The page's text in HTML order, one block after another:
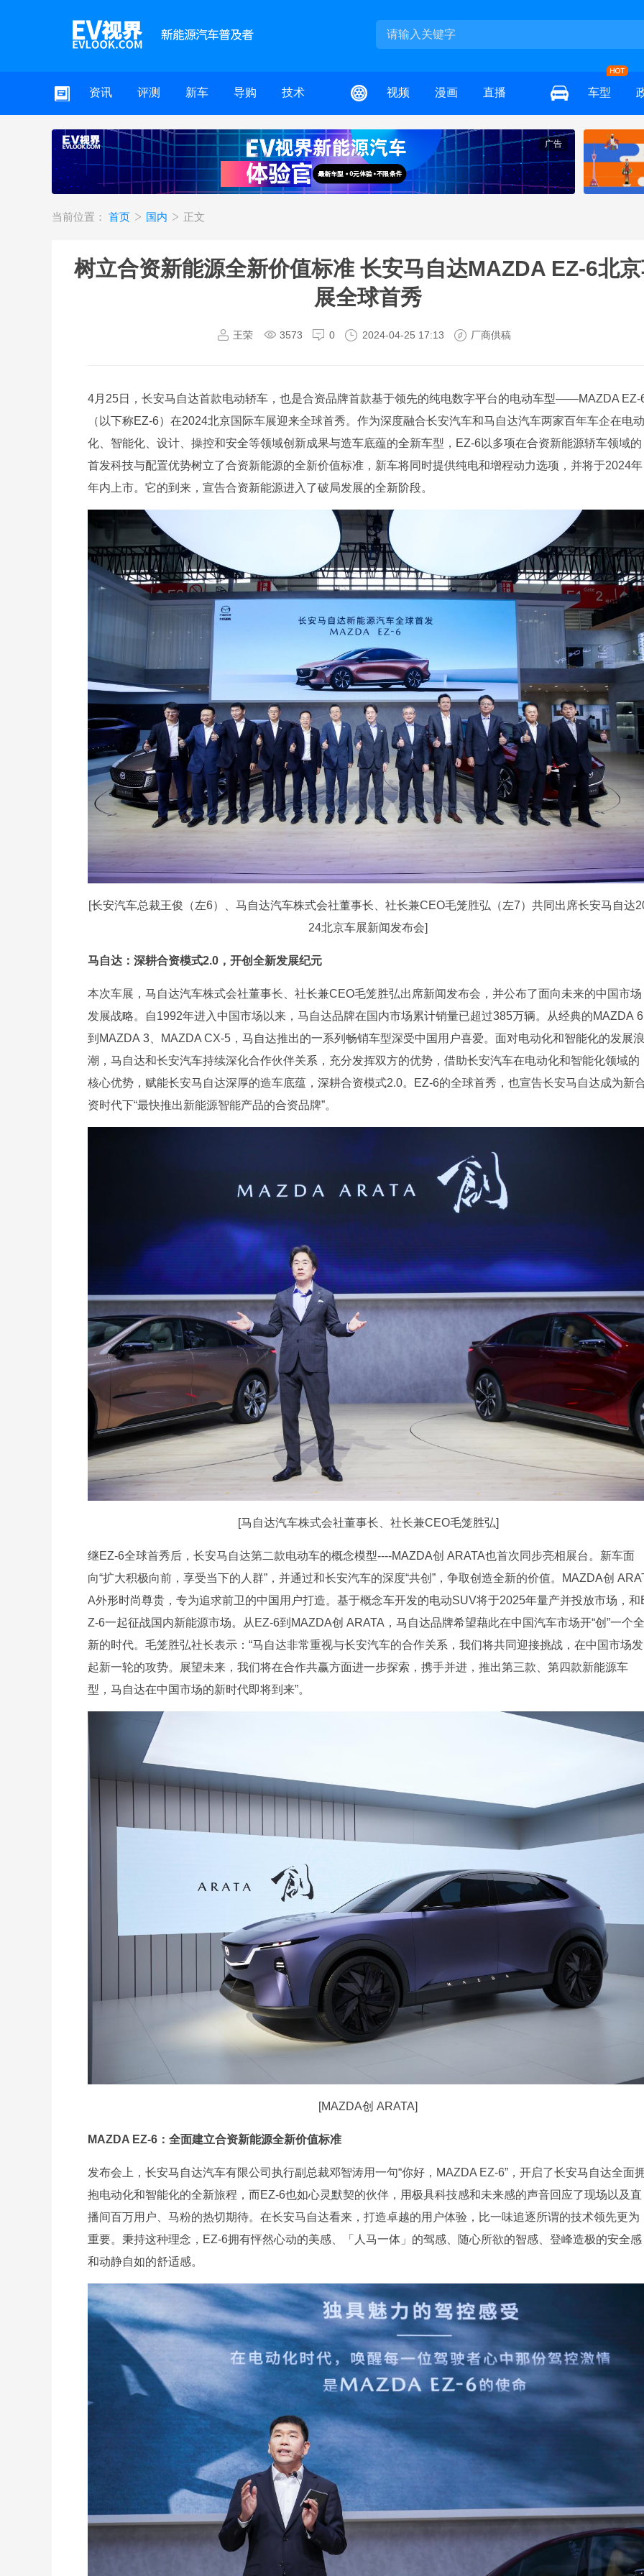
资讯 评测 新车 导购 技术 视频 漫画 直播 车型
广告
当前位置： 首页 国内 正文
树立合资新能源全新价值标准 长安马自达MAZDA EZ-6北
展全球首秀
王荣 3573 0 2024-04-25 17:13 厂商供稿
4月25日，长安马自达首款电动轿车，也是合资品牌首款基于领先的纯电数字平台的电动车型——MAZDA EZ-
（以下称EZ-6）在2024北京国际车展迎来全球首秀。作为深度融合长安汽车和马自达汽车两家百年车企在电动
化、智能化、设计、操控和安全等领域创新成果与造车底蕴的全新车型，EZ-6以多项在合资新能源轿车领域的
首发科技与配置优势树立了合资新能源的全新价值标准，新车将同时提供纯电和增程动力选项，并将于2024年
年内上市。它的到来，宣告合资新能源进入了破局发展的全新阶段。
[长安汽车总裁王俊（左6）、马自达汽车株式会社董事长、社长兼CEO毛笼胜弘（左7）共同出席长安马自达
24北京车展新闻发布会]
马自达：深耕合资模式2.0，开创全新发展纪元
本次车展，马自达汽车株式会社董事长、社长兼CEO毛笼胜弘出席新闻发布会，并公布了面向未来的中国市场
发展战略。自1992年进入中国市场以来，马自达品牌在国内市场累计销量已超过385万辆。从经典的MAZDA 6
到MAZDA 3、MAZDA CX-5，马自达推出的一系列畅销车型深受中国用户喜爱。面对电动化和智能化的发展浪
潮，马自达和长安汽车持续深化合作伙伴关系，充分发挥双方的优势，借助长安汽车在电动化和智能化领域的
核心优势，赋能长安马自达深厚的造车底蕴，深耕合资模式2.0。EZ-6的全球首秀，也宣告长安马自达成为新
资时代下“最快推出新能源智能产品的合资品牌”。
[马自达汽车株式会社董事长、社长兼CEO毛笼胜弘]
继EZ-6全球首秀后，长安马自达第二款电动车的概念模型----MAZDA创 ARATA也首次同步亮相展台。新车面
向“扩大积极向前，享受当下的人群”，并通过和长安汽车的深度“共创”，争取创造全新的价值。MAZDA创
A外形时尚尊贵，专为追求前卫的中国用户打造。基于概念车开发的电动SUV将于2025年量产并投放市场，和
Z-6一起征战国内新能源市场。从EZ-6到MAZDA创 ARATA，马自达品牌希望藉此在中国汽车市场开“创”一个全
新的时代。毛笼胜弘社长表示：“马自达非常重视与长安汽车的合作关系，我们将共同迎接挑战，在中国市场发
起新一轮的攻势。展望未来，我们将在合作共赢方面进一步探索，携手并进，推出第三款、第四款新能源车
型，马自达在中国市场的新时代即将到来”。
[MAZDA创 ARATA]
MAZDA EZ-6：全面建立合资新能源全新价值标准
发布会上，长安马自达汽车有限公司执行副总裁邓智涛用一句“你好，MAZDA EZ-6”，开启了长安马自达全面
抱电动化和智能化的全新旅程，而EZ-6也如心灵默契的伙伴，用极具科技感和未来感的声音回应了现场以及直
播间百万用户、马粉的热切期待。在长安马自达看来，打造卓越的用户体验，比一味追逐所谓的技术领先更为
重要。秉持这种理念，EZ-6拥有怦然心动的美感、「人马一体」的驾感、随心所欲的智感、登峰造极的安全感
和动静自如的舒适感。